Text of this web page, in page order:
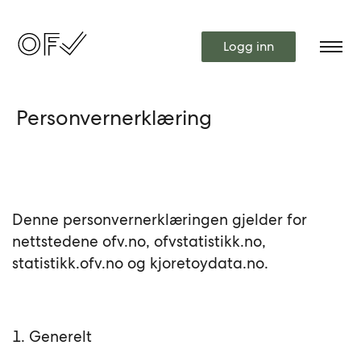
Logg inn
Personvernerklæring
Denne personvernerklæringen gjelder for
nettstedene ofv.no, ofvstatistikk.no,
statistikk.ofv.no og kjoretoydata.no.
1. Generelt